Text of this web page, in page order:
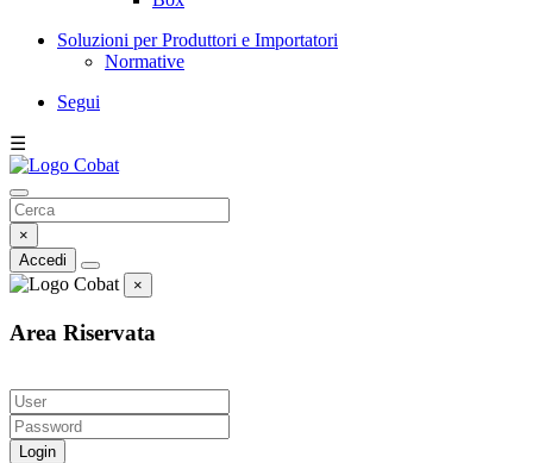
Soluzioni per Produttori e Importatori
Normative
Segui
☰
×
Accedi
×
Area Riservata
Login